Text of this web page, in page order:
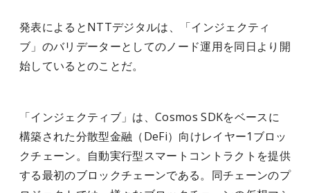
発表によるとNTTデジタルは、「インジェクティ
ブ」のバリデーターとしてのノード運用を同日より開
始しているとのことだ。
「インジェクティブ」は、Cosmos SDKをベースに
構築された分散型金融（DeFi）向けレイヤー1ブロッ
クチェーン。自動実行型スマートコントラクトを提供
する最初のブロックチェーンである。同チェーンのプ